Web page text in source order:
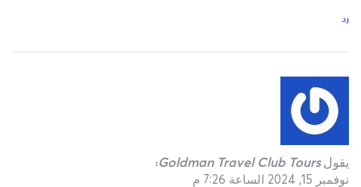
رد
يقول Goldman Travel Club Tours
:
نوفمبر 15, 2024 الساعة 7:26 م